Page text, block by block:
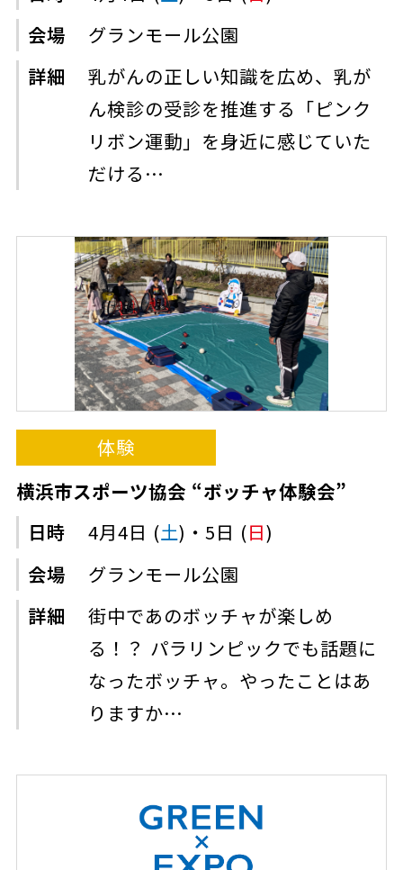
会場
グランモール公園
詳細
乳がんの正しい知識を広め、乳が
ん検診の受診を推進する「ピンク
リボン運動」を身近に感じていた
だける…
体験
横浜市スポーツ協会 “ボッチャ体験会”
日時 4月4日 (土)・5日 (日)
会場
グランモール公園
詳細
街中であのボッチャが楽しめ
る！？ パラリンピックでも話題に
なったボッチャ。やったことはあ
りますか…